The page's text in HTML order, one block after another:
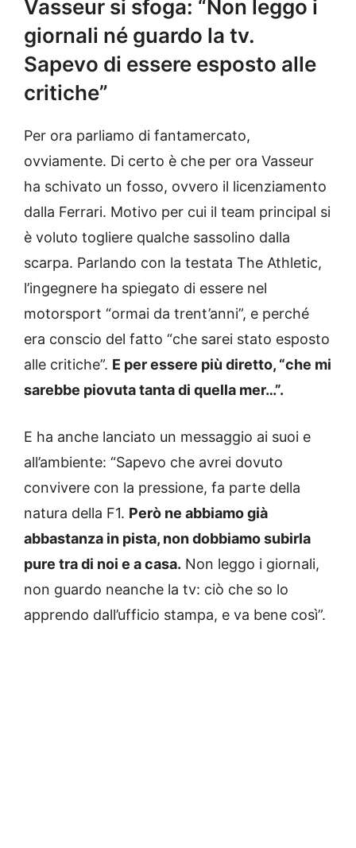
Vasseur si sfoga: “Non leggo i
giornali né guardo la tv.
Sapevo di essere esposto alle
critiche”
Per ora parliamo di fantamercato,
ovviamente. Di certo è che per ora Vasseur
ha schivato un fosso, ovvero il licenziamento
dalla Ferrari. Motivo per cui il team principal si
è voluto togliere qualche sassolino dalla
scarpa. Parlando con la testata The Athletic,
l’ingegnere ha spiegato di essere nel
motorsport “ormai da trent’anni”, e perché
era conscio del fatto “che sarei stato esposto
alle critiche”. E per essere più diretto, “che mi
sarebbe piovuta tanta di quella mer…”.
E ha anche lanciato un messaggio ai suoi e
all’ambiente: “Sapevo che avrei dovuto
convivere con la pressione, fa parte della
natura della F1. Però ne abbiamo già
abbastanza in pista, non dobbiamo subirla
pure tra di noi e a casa. Non leggo i giornali,
non guardo neanche la tv: ciò che so lo
apprendo dall’ufficio stampa, e va bene così”.